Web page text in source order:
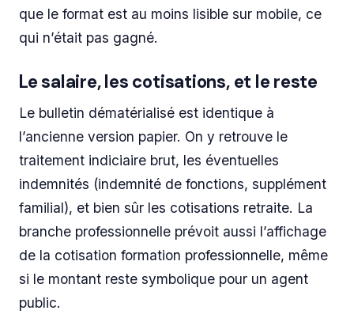
que le format est au moins lisible sur mobile, ce
qui n’était pas gagné.
Le salaire, les cotisations, et le reste
Le bulletin dématérialisé est identique à
l’ancienne version papier. On y retrouve le
traitement indiciaire brut, les éventuelles
indemnités (indemnité de fonctions, supplément
familial), et bien sûr les cotisations retraite. La
branche professionnelle prévoit aussi l’affichage
de la cotisation formation professionnelle, même
si le montant reste symbolique pour un agent
public.